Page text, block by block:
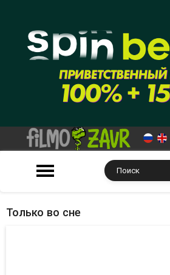
Только во сне